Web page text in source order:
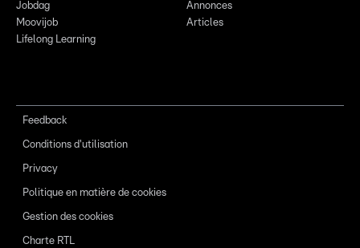
Jobdag
Moovijob
Lifelong Learning
Annonces
Articles
Feedback
Conditions d'utilisation
Privacy
Politique en matière de cookies
Gestion des cookies
Charte RTL